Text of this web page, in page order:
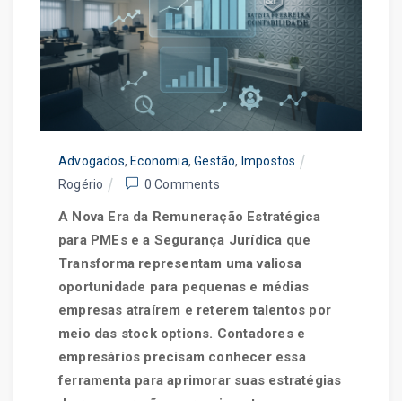
Advogados, Economia,Gestão, Impostos
Rogério
0 Comments
A Nova Era da Remuneração Estratégica
para PMEs e a Segurança Jurídica que
Transforma representam uma valiosa
oportunidade para pequenas e médias
empresas atraírem e reterem talentos por
meio das stock options. Contadores e
empresários precisam conhecer essa
ferramenta para aprimorar suas estratégias